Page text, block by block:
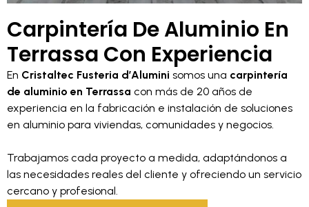
Carpintería De Aluminio En
Terrassa Con Experiencia
En Cristaltec Fusteria d’Alumini somos una carpintería
de aluminio en Terrassa con más de 20 años de
experiencia en la fabricación e instalación de soluciones
en aluminio para viviendas, comunidades y negocios.
Trabajamos cada proyecto a medida, adaptándonos a
las necesidades reales del cliente y ofreciendo un servicio
cercano y profesional.